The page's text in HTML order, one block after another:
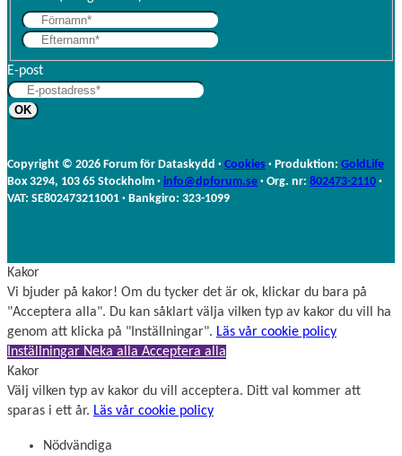
r
f
a
m
n
E-post
Copyright © 2026 Forum för Dataskydd · Cookies · Produktion: GoldLife
Box 3294, 103 65 Stockholm · info@dpforum.se · Org. nr: 802473-2110 ·
VAT: SE802473211001 · Bankgiro: 323-1099
Kakor
Vi bjuder på kakor! Om du tycker det är ok, klickar du bara på
"Acceptera alla". Du kan såklart välja vilken typ av kakor du vill ha
genom att klicka på "Inställningar". Läs vår cookie policy
Inställningar Neka alla Acceptera alla
Kakor
Välj vilken typ av kakor du vill acceptera. Ditt val kommer att
sparas i ett år. Läs vår cookie policy
Nödvändiga